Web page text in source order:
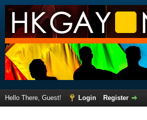
Hello There, Guest! Login
Register